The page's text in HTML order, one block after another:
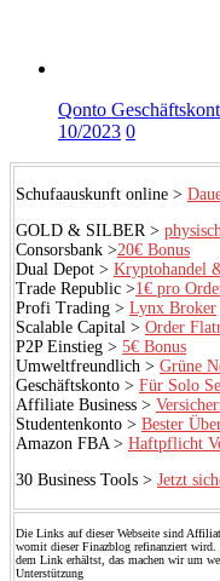
Qonto
10/2023 0
Schufaauskunft online >
GOLD & SILBER >
Consorsbank >20€ Bonus
Dual Depot > Kryptohandel
Trade Republic >1€ pro
Profi Trading > Lynx Broker
Scalable Capital > Order
P2P Einstieg > 5€ Bonus
Umweltfreundlich > Grüne
Geschäftskonto > Für Solo
Affiliate Business >
Studentenkonto > Bester
Amazon FBA > Haftpflicht
30 Business Tools > Jetzt
Die Links auf dieser Webseite sind
womit dieser Finazblog refinanziert
dem Link erhältst, das machen wir um
Unterstützung